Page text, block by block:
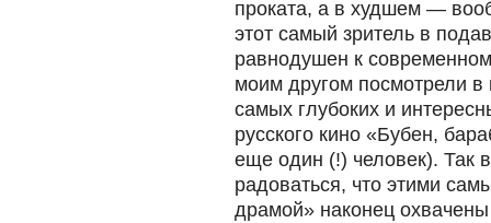
проката, а в худшем —
этот самый зритель в
равнодушен к
моим другом посмотрели в
самых глубоких и
русского кино «Бубен,
еще один (!) человек). Так
радоваться, что этими
драмой» наконец